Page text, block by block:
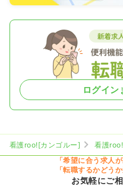
ログイン
看護roo![カンゴルー] 看護
「希望に合う求人
「転職するかどう
お気軽にご